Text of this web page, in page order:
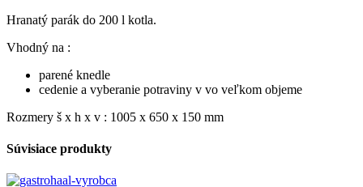
Hranatý parák do 200 l kotla.
Vhodný na :
parené knedle
cedenie a vyberanie potraviny v vo veľkom objeme
Rozmery š x h x v : 1005 x 650 x 150 mm
Súvisiace produkty